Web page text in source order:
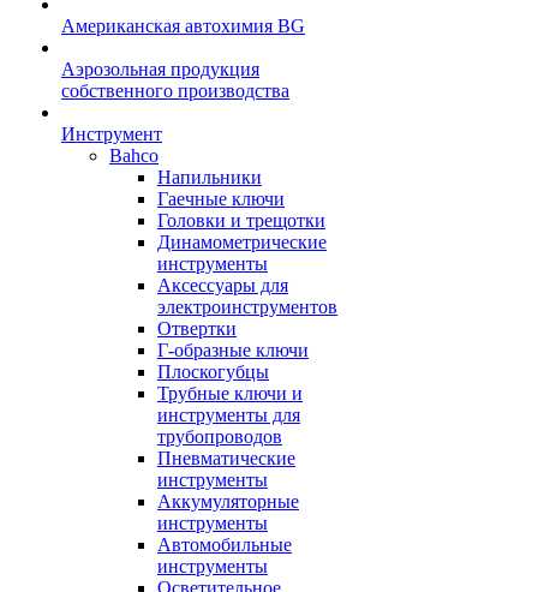
Американская автохимия BG
Аэрозольная продукция
собственного производства
Инструмент
Bahco
Напильники
Гаечные ключи
Головки и трещотки
Динамометрические
инструменты
Аксессуары для
электроинструментов
Отвертки
Г-образные ключи
Плоскогубцы
Трубные ключи и
инструменты для
трубопроводов
Пневматические
инструменты
Аккумуляторные
инструменты
Автомобильные
инструменты
Осветительное